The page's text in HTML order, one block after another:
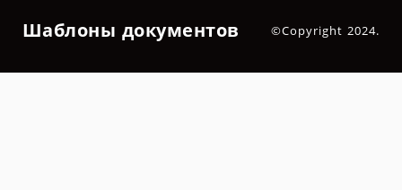
Шаблоны документов ©Copyright 2024.